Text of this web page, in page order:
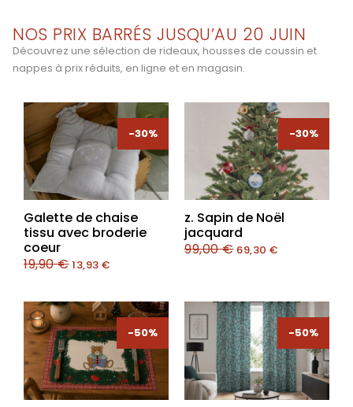
NOS PRIX BARRÉS JUSQU’AU 20 JUIN
Découvrez une sélection de rideaux, housses de coussin et
nappes à prix réduits, en ligne et en magasin.
-30%
-30%
Galette de chaise
tissu avec broderie
coeur
19,90€13,93 €
-30%
-30%
z. Sapin de Noël
jacquard
99,00€ 69,30 €
-50%
-50% -50%
-50%